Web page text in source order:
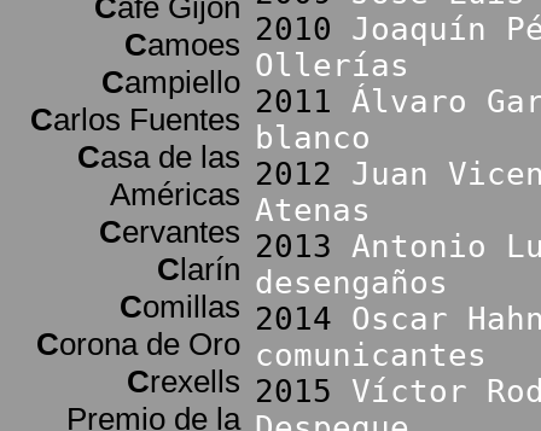
Café Gijón
Camoes
Campiello
Carlos Fuentes
Casa de las
Américas
Cervantes
Clarín
Comillas
Corona de Oro
Crexells
Premio de la
2010 Joaquín
Ollerías
2011 Álvaro
blanco
2012 Juan
Atenas
2013 Antonio
desengaños
2014 Oscar
comunicantes
2015 Víctor